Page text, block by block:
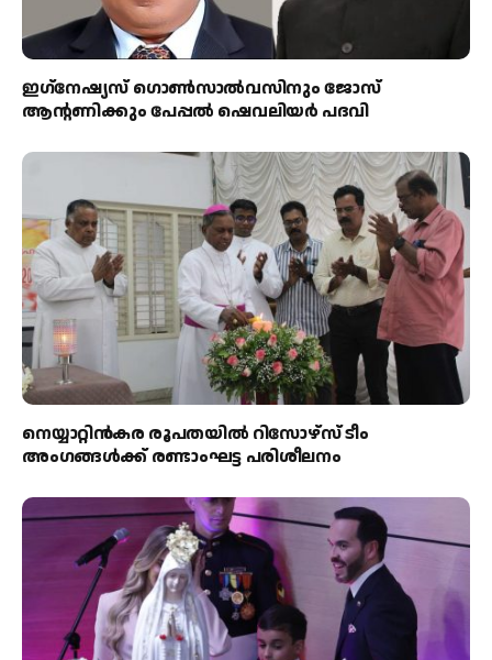
ഇഗ്‌നേഷ്യസ് ഗൊൺസാൽവസിനും ജോസ്
ആന്റണിക്കും പേപ്പൽ ഷെവലിയർ പദവി
നെയ്യാറ്റിൻകര രൂപതയിൽ റിസോഴ്സ് ടീം
അംഗങ്ങൾക്ക് രണ്ടാംഘട്ട പരിശീലനം